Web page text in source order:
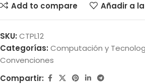
Add to compare Añadir a
SKU: CTPL12
Categorías: Computación y
Convenciones
Compartir: